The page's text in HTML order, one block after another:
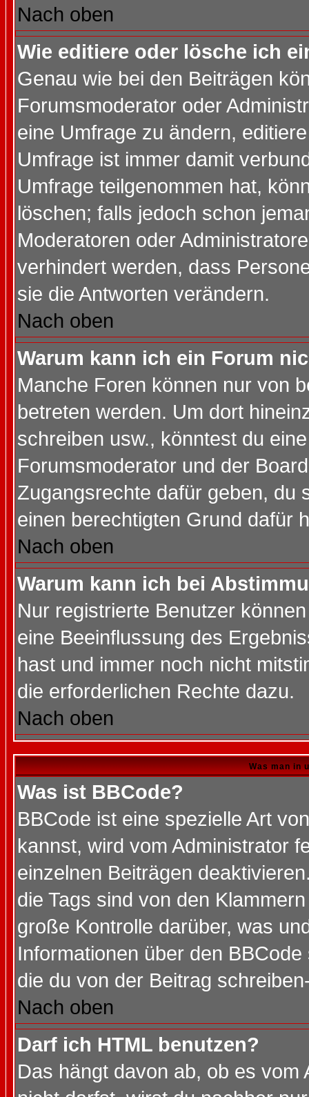
Nach oben
Wie editiere oder lösche ich
Genau wie bei den Beiträgen
Forumsmoderator oder
eine Umfrage zu ändern,
Umfrage ist immer damit
Umfrage teilgenommen hat,
löschen; falls jedoch schon
Moderatoren oder
verhindert werden, dass
sie die Antworten verändern.
Nach oben
Warum kann ich ein Forum
Manche Foren können nur von
betreten werden. Um dort
schreiben usw., könntest du
Forumsmoderator und der
Zugangsrechte dafür geben, du
einen berechtigten Grund dafür
Nach oben
Warum kann ich bei
Nur registrierte Benutzer
eine Beeinflussung des
hast und immer noch nicht
die erforderlichen Rechte dazu.
Nach oben
Was man in
Was ist BBCode?
BBCode ist eine spezielle Art
kannst, wird vom Administrator
einzelnen Beiträgen
die Tags sind von den
große Kontrolle darüber, was
Informationen über den
die du von der Beitrag
Nach oben
Darf ich HTML benutzen?
Das hängt davon ab, ob es